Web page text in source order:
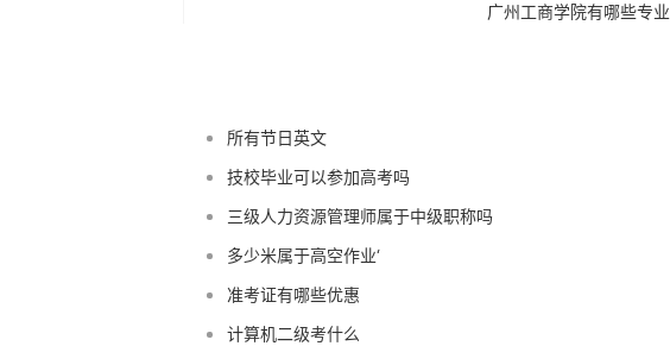
广州工商学院有哪些专业
所有节日英文
技校毕业可以参加高考吗
三级人力资源管理师属于中级职称吗
多少米属于高空作业‘
准考证有哪些优惠
计算机二级考什么